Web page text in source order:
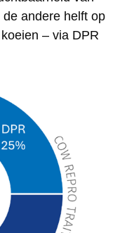
andere helft op
– via DPR